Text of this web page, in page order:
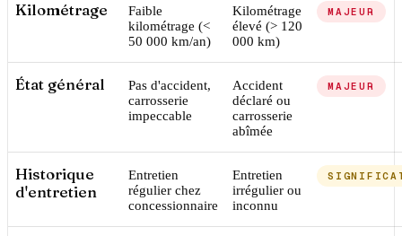
Kilométrage
Faible
kilométrage (<
50 000 km/an)
Kilométrage
élevé (> 120
000 km)
MAJEUR
État général
Pas d'accident,
carrosserie
impeccable
Accident
déclaré ou
carrosserie
abîmée
MAJEUR
Historique
d'entretien
Entretien
régulier chez
concessionnaire
Entretien
irrégulier ou
inconnu